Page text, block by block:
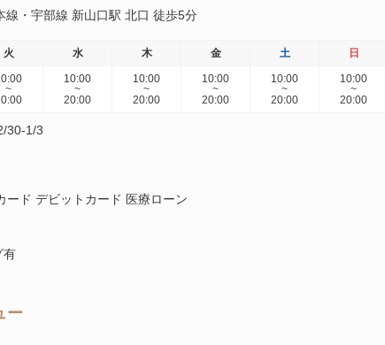
線・宇部線 新山口駅 北口 徒歩5分
火 水 木 金 土 日
~
10:00
~
20:00
10:00
~
20:00
10:00
~
20:00
10:00
~
20:00
10:00
~
20:00
30-1/3
ード デビットカード 医療ローン
有
ー